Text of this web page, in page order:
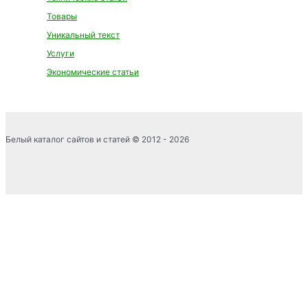
Товары
Уникальный текст
Услуги
Экономические статьи
Белый каталог сайтов и статей © 2012 - 2026